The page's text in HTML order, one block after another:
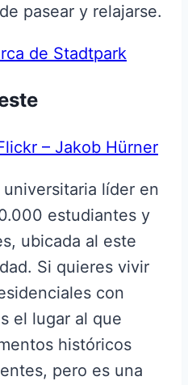
pasear y relajarse.
de Stadtpark
– Jakob Hürner
líder en
estudiantes y
ubicada al este
Si quieres vivir
con
el lugar al que
históricos
pero es una